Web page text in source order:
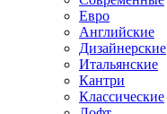
Евро
Английские
Дизайнерские
Итальянские
Кантри
Классические